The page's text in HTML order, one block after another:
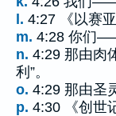
l. 4:27 《以赛
m. 4:28 你们
n. 4:29 那由肉
利”。
o. 4:29 那由圣
p. 4:30 《创世